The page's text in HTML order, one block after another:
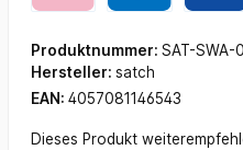
Produktnummer: SAT-SWA-
Hersteller: satch
EAN: 4057081146543
Dieses Produkt